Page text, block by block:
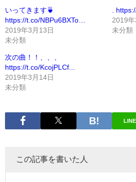
いってきます🍵
https://t.co/NBPu6BXTo…
2019年3月13日
未分類
.
2019年
未分類
次の曲！！、、、
https://t.co/KcojPLCf...
2019年3月14日
未分類
LINE
この記事を書いた人